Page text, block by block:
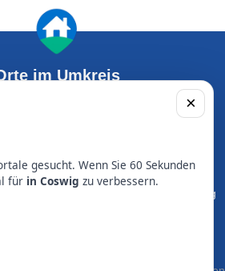
×
gesucht. Wenn Sie 60 Sekunden
für in Coswig zu verbessern.
im Umkreis
Radeberg